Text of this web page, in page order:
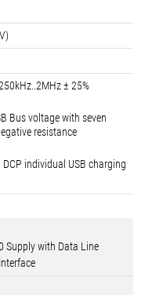
± 25%
Bus voltage with seven
resistance
DCP individual USB charging
Supply with Data Line